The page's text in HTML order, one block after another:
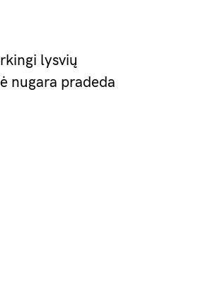
lysvių
nugara pradeda